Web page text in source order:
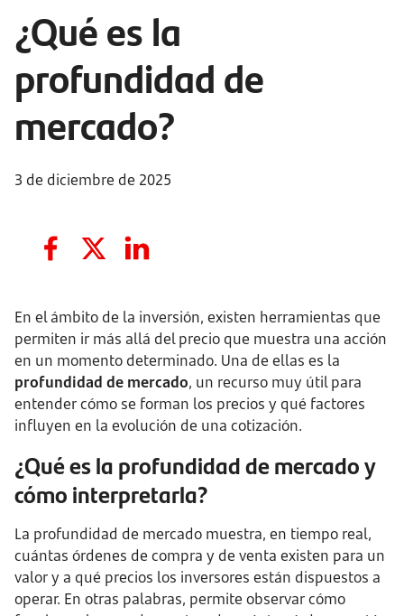
¿Qué es la
profundidad de
mercado?
3 de diciembre de 2025
En el ámbito de la inversión, existen herramientas que
permiten ir más allá del precio que muestra una acción
en un momento determinado. Una de ellas es la
profundidad de mercado, un recurso muy útil para
entender cómo se forman los precios y qué factores
influyen en la evolución de una cotización.
¿Qué es la profundidad de mercado y
cómo interpretarla?
La profundidad de mercado muestra, en tiempo real,
cuántas órdenes de compra y de venta existen para un
valor y a qué precios los inversores están dispuestos a
operar. En otras palabras, permite observar cómo